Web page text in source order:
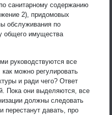
санитарному содержанию
2), придомовых
обслуживания по
общего имущества
руководствуются все
можно регулировать
и ради чего? Ответ
Пока они выделяются, все
должны следовать
перестанут давать, про